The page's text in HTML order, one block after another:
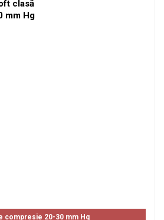
clasă
mm Hg
compresie 20-30 mm Hg